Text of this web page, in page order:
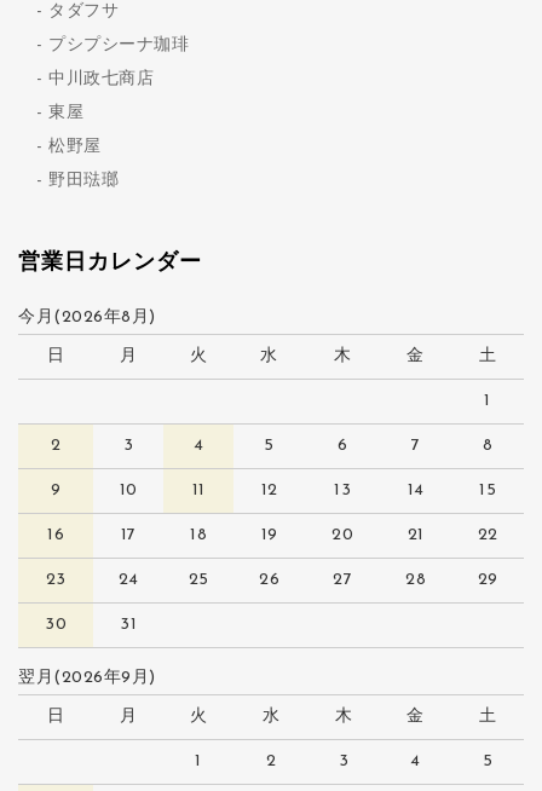
タダフサ
プシプシーナ珈琲
中川政七商店
東屋
松野屋
野田琺瑯
営業日カレンダー
今月(2026年8月)
日 月 火 水 木 金 土
1
2 3 4 5 6 7 8
9 10 11 12 13 14 15
16 17 18 19 20 21 22
23 24 25 26 27 28 29
30 31
翌月(2026年9月)
日 月 火 水 木 金 土
1 2 3 4 5